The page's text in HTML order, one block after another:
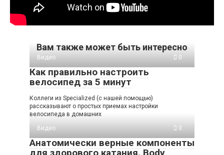
Вам также может быть интересно
Видео 0
Как правильно настроить
велосипед за 5 минут
Коллеги из Specialized (с нашей помощью)
рассказывают о простых приемах настройки
велосипеда в домашних
Видео
0
Анатомически верные компоненты